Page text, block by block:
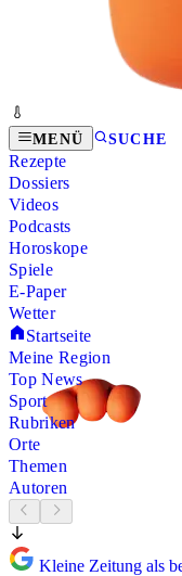
MENÜ SUCHE
Rezepte
Dossiers
Videos
Podcasts
Horoskope
Spiele
E-Paper
Wetter
Startseite
Meine Region
Top News
Sport
Rubriken
Orte
Themen
Autoren
Kleine Zeitung als